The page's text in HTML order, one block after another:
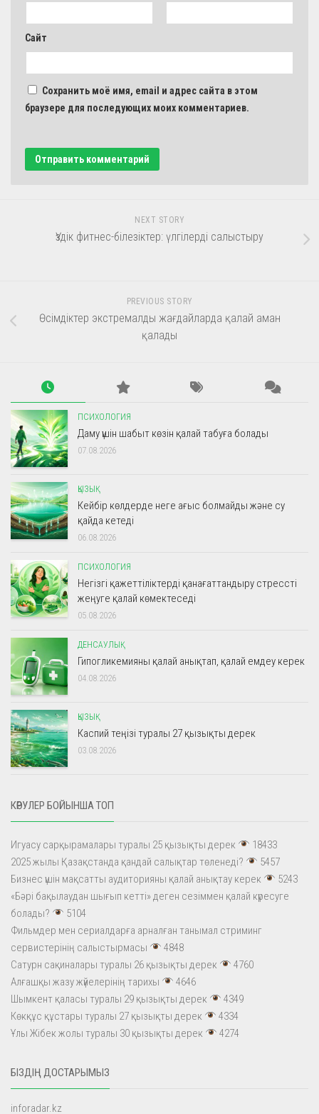
Сайт
Сохранить моё имя, email и адрес сайта в этом
браузере для последующих моих комментариев.
NEXT STORY
Үздік фитнес-білезіктер: үлгілерді салыстыру
PREVIOUS STORY
Өсімдіктер экстремалды жағдайларда қалай аман
қалады
ПСИХОЛОГИЯ
Даму үшін шабыт көзін қалай табуға болады
07.08.2026
ҚЫЗЫҚ
Кейбір көлдерде неге ағыс болмайды және су
қайда кетеді
06.08.2026
ПСИХОЛОГИЯ
Негізгі қажеттіліктерді қанағаттандыру стрессті
жеңуге қалай көмектеседі
05.08.2026
ДЕНСАУЛЫҚ
Гипогликемияны қалай анықтап, қалай емдеу керек
04.08.2026
ҚЫЗЫҚ
Каспий теңізі туралы 27 қызықты дерек
03.08.2026
КӨРУЛЕР БОЙЫНША ТОП
Игуасу сарқырамалары туралы 25 қызықты дерек
18433
2025 жылы Қазақстанда қандай салықтар төленеді?
5457
Бизнес үшін мақсатты аудиторияны қалай анықтау керек
5243
«Бәрі бақылаудан шығып кетті» деген сезіммен қалай күресуге
болады?
5104
Фильмдер мен сериалдарға арналған танымал стриминг
сервистерінің салыстырмасы
4848
Сатурн сақиналары туралы 26 қызықты дерек
4760
Алғашқы жазу жүйелерінің тарихы
4646
Шымкент қаласы туралы 29 қызықты дерек
4349
Көкқұс құстары туралы 27 қызықты дерек
4334
Ұлы Жібек жолы туралы 30 қызықты дерек
4274
БІЗДІҢ ДОСТАРЫМЫЗ
inforadar.kz